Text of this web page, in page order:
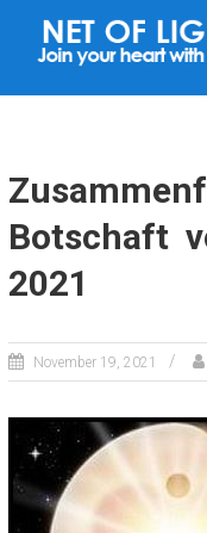
L
T
E
T
Botschaft
2021
November 19, 2021